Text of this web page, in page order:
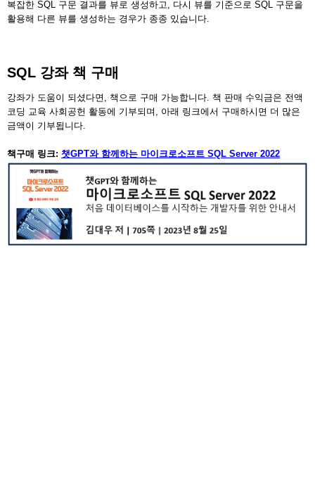
복잡한 SQL 구문 결과를 뷰로 생성하고, 다시 뷰를 기준으로 SQL 구문을
활용해 다른 뷰를 생성하는 경우가 종종 있습니다.
SQL 강좌 책 구매
강좌가 도움이 되셨다면, 책으로 구매 가능합니다. 책 판매 수익금은 전액
코딩 교육 사회공헌 활동에 기부되며, 아래 링크에서 구매하시면 더 많은
금액이 기부됩니다.
책구매 링크: 챗GPT와 함께하는 마이크로소프트 SQL Server 2022